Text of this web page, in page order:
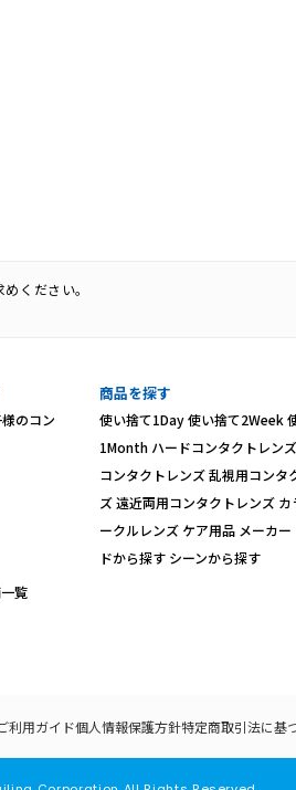
ください。
のコン
覧
商品を探す
使い捨て1Day 使い捨て2Week
1Month ハードコンタクトレンズ
コンタクトレンズ 乱視用コンタ
ズ 遠近両用コンタクトレンズ カ
ークルレンズ ケア用品 メーカ
ドから探す シーンから探す
利用ガイド個人情報保護方針特定商取引法に基